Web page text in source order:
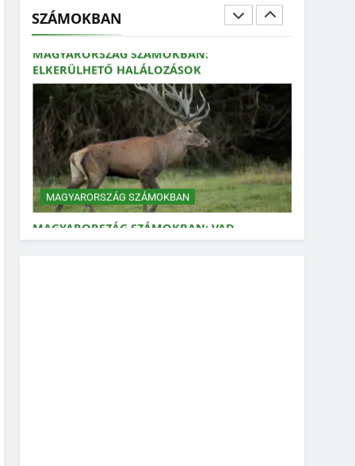
SZÁMOKBAN
MAGYARORSZÁG SZÁMOKBAN:
ELKERÜLHETŐ HALÁLOZÁSOK
MAGYARORSZÁG SZÁMOKBAN
MAGYARORSZÁG SZÁMOKBAN: VAD,
VADÁSZAT